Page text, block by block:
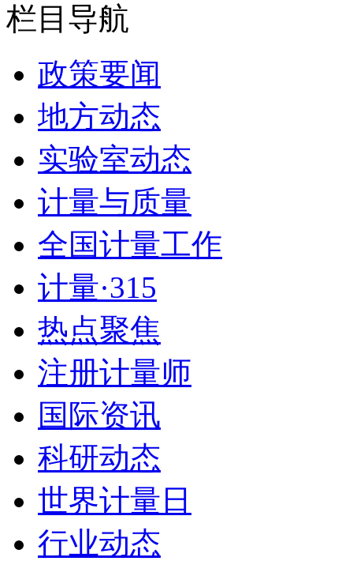
栏目导航
政策要闻
地方动态
实验室动态
计量与质量
全国计量工作
计量·315
热点聚焦
注册计量师
国际资讯
科研动态
世界计量日
行业动态